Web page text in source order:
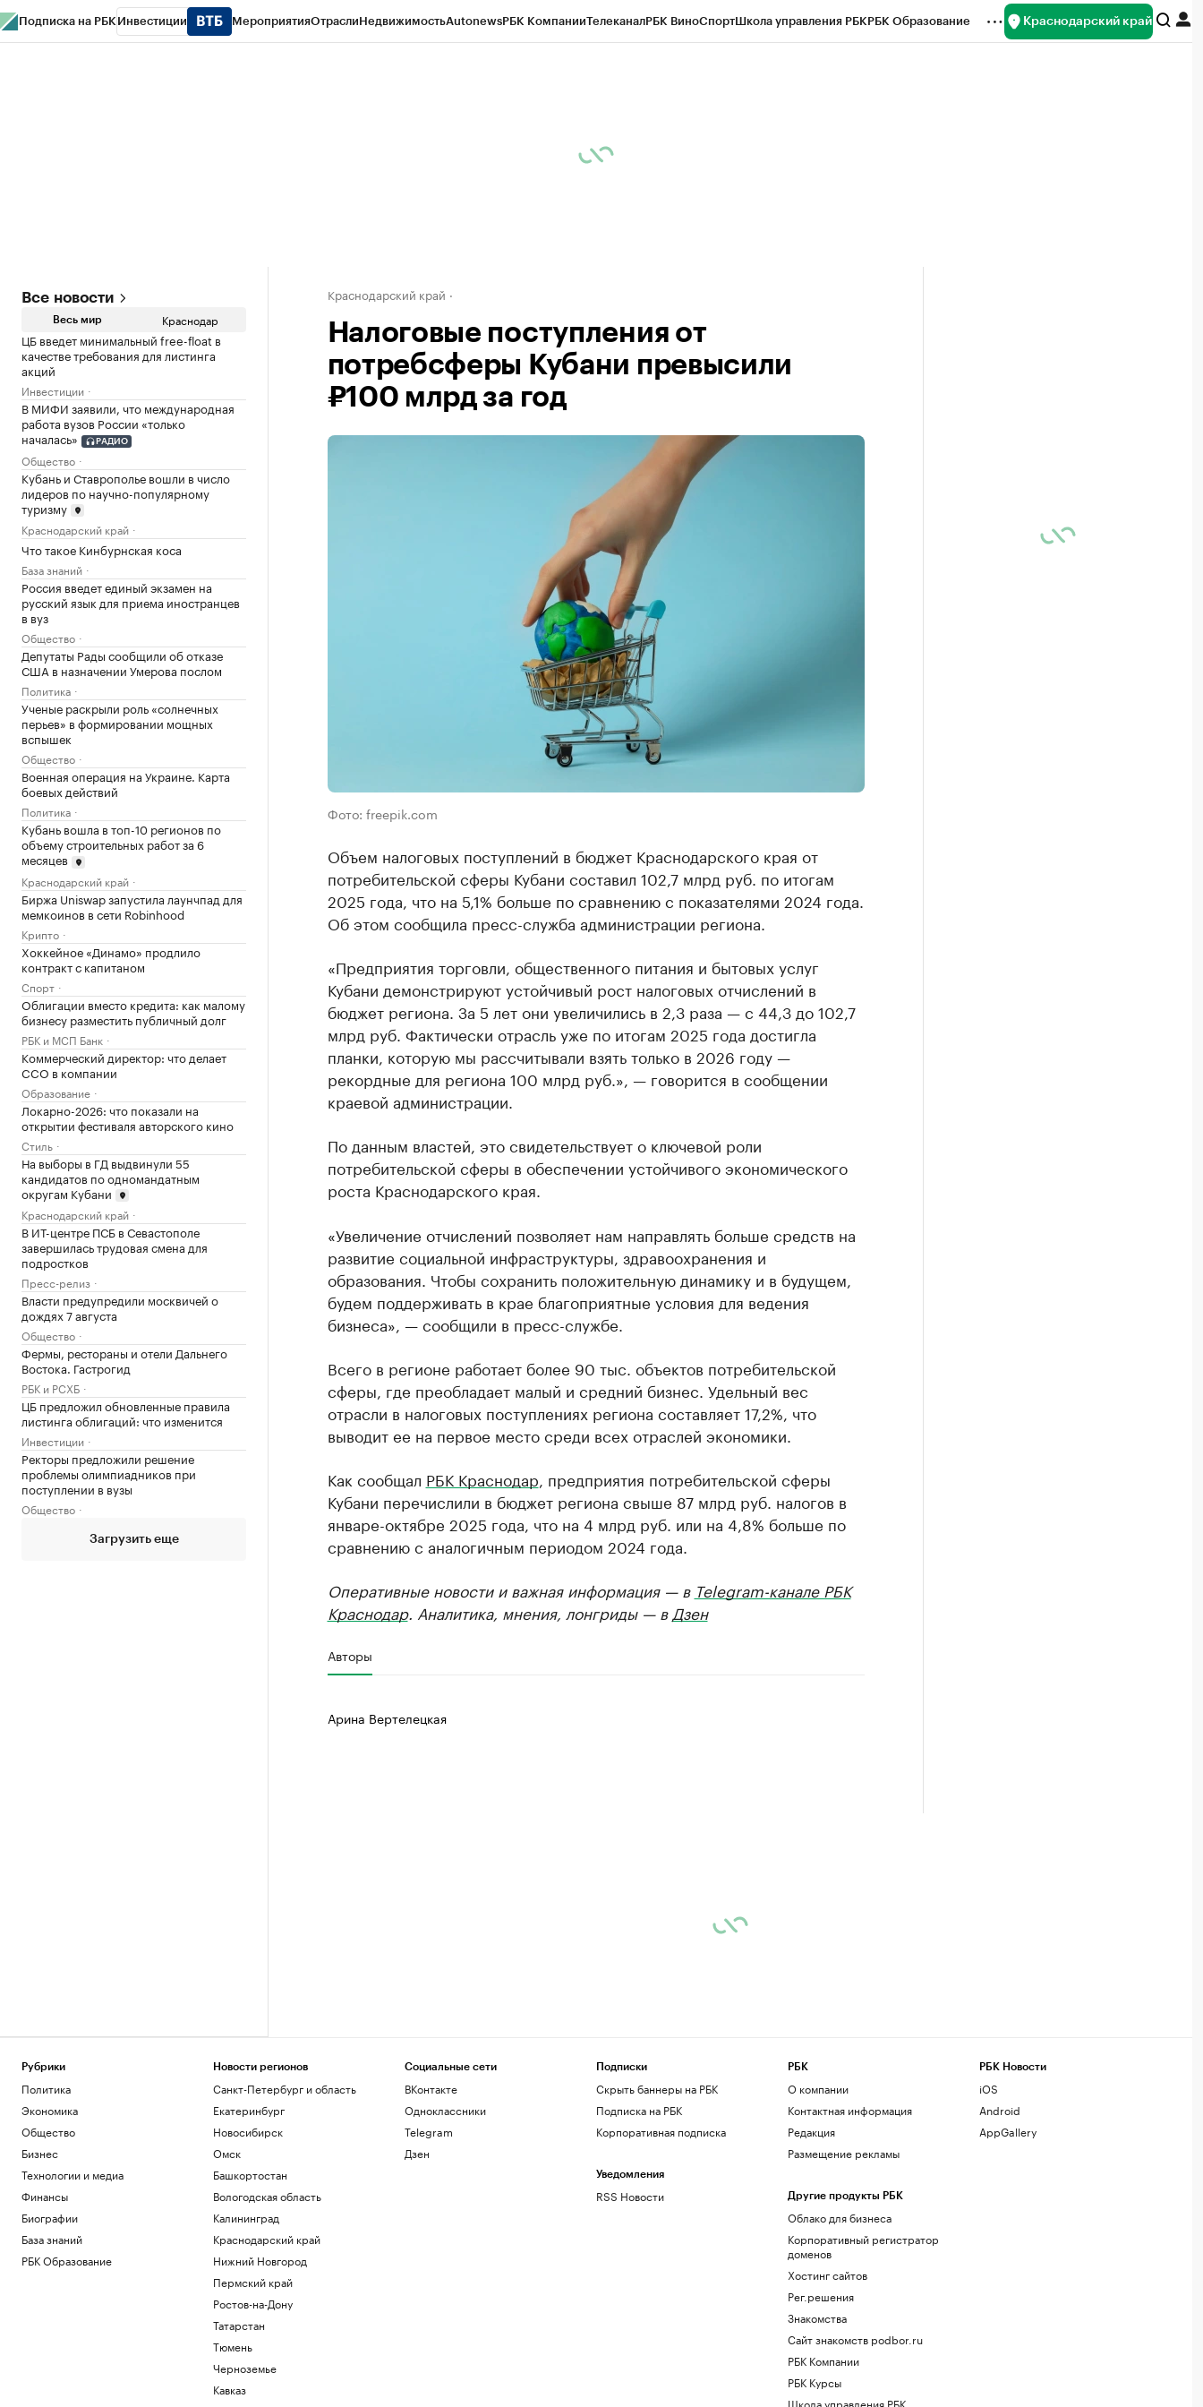
Подписка на РБК Инвестиции МероприятияОтраслиНедвижимостьAutonewsРБК КомпанииТелеканалРБК ВиноСпортШкола управления РБКРБК Образование Краснодарский край
Все новости
Весь мир Краснодар
ЦБ введет минимальный free-float в
качестве требования для листинга
акций
Инвестиции
В МИФИ заявили, что международная
работа вузов России «только
началась»
РАДИО
Общество
Кубань и Ставрополье вошли в число
лидеров по научно-популярному
туризму
Краснодарский край
Что такое Кинбурнская коса
База знаний
Россия введет единый экзамен на
русский язык для приема иностранцев
в вуз
Общество
Депутаты Рады сообщили об отказе
США в назначении Умерова послом
Политика
Ученые раскрыли роль «солнечных
перьев» в формировании мощных
вспышек
Общество
Военная операция на Украине. Карта
боевых действий
Политика
Кубань вошла в топ-10 регионов по
объему строительных работ за 6
месяцев
Краснодарский край
Биржа Uniswap запустила лаунчпад для
мемкоинов в сети Robinhood
Крипто
Хоккейное «Динамо» продлило
контракт с капитаном
Спорт
Облигации вместо кредита: как малому
бизнесу разместить публичный долг
РБК и МСП Банк
Коммерческий директор: что делает
CCO в компании
Образование
Локарно-2026: что показали на
открытии фестиваля авторского кино
Стиль
На выборы в ГД выдвинули 55
кандидатов по одномандатным
округам Кубани
Краснодарский край
В ИТ-центре ПСБ в Севастополе
завершилась трудовая смена для
подростков
Пресс-релиз
Власти предупредили москвичей о
дождях 7 августа
Общество
Фермы, рестораны и отели Дальнего
Востока. Гастрогид
РБК и РСХБ
ЦБ предложил обновленные правила
листинга облигаций: что изменится
Инвестиции
Ректоры предложили решение
проблемы олимпиадников при
поступлении в вузы
Общество
Загрузить еще
Краснодарский край
Налоговые поступления от
потребсферы Кубани превысили
₽100 млрд за год
Фото: freepik.com
Объем налоговых поступлений в бюджет Краснодарского края от
потребительской сферы Кубани составил 102,7 млрд руб. по итогам
2025 года, что на 5,1% больше по сравнению с показателями 2024 года.
Об этом сообщила пресс-служба администрации региона.
«Предприятия торговли, общественного питания и бытовых услуг
Кубани демонстрируют устойчивый рост налоговых отчислений в
бюджет региона. За 5 лет они увеличились в 2,3 раза — с 44,3 до 102,7
млрд руб. Фактически отрасль уже по итогам 2025 года достигла
планки, которую мы рассчитывали взять только в 2026 году —
рекордные для региона 100 млрд руб.», — говорится в сообщении
краевой администрации.
По данным властей, это свидетельствует о ключевой роли
потребительской сферы в обеспечении устойчивого экономического
роста Краснодарского края.
«Увеличение отчислений позволяет нам направлять больше средств на
развитие социальной инфраструктуры, здравоохранения и
образования. Чтобы сохранить положительную динамику и в будущем,
будем поддерживать в крае благоприятные условия для ведения
бизнеса», — сообщили в пресс-службе.
Всего в регионе работает более 90 тыс. объектов потребительской
сферы, где преобладает малый и средний бизнес. Удельный вес
отрасли в налоговых поступлениях региона составляет 17,2%, что
выводит ее на первое место среди всех отраслей экономики.
Как сообщал РБК Краснодар , предприятия потребительской сферы
Кубани перечислили в бюджет региона свыше 87 млрд руб. налогов в
январе-октябре 2025 года, что на 4 млрд руб. или на 4,8% больше по
сравнению с аналогичным периодом 2024 года.
Оперативные новости и важная информация — в Telegram-канале РБК
Краснодар. Аналитика, мнения, лонгриды — в Дзен
Авторы
Арина Вертелецкая
Рубрики
Политика
Экономика
Общество
Бизнес
Технологии и медиа
Финансы
Биографии
База знаний
РБК Образование
Новости регионов
Санкт-Петербург и область
Екатеринбург
Новосибирск
Омск
Башкортостан
Вологодская область
Калининград
Краснодарский край
Нижний Новгород
Пермский край
Ростов-на-Дону
Татарстан
Тюмень
Черноземье
Кавказ
Социальные сети
ВКонтакте
Одноклассники
Telegram
Дзен
Подписки
Скрыть баннеры на РБК
Подписка на РБК
Корпоративная подписка
Уведомления
RSS Новости
РБК
О компании
Контактная информация
Редакция
Размещение рекламы
Другие продукты РБК
Облако для бизнеса
Корпоративный регистратор
доменов
Хостинг сайтов
Рег.решения
Знакомства
Сайт знакомств podbor.ru
РБК Компании
РБК Курсы
Школа управления РБК
РБК Новости
iOS
Android
AppGallery